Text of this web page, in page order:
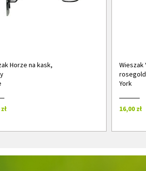
Horze na kask,
Wieszak
rosegold
York
16,00 zł